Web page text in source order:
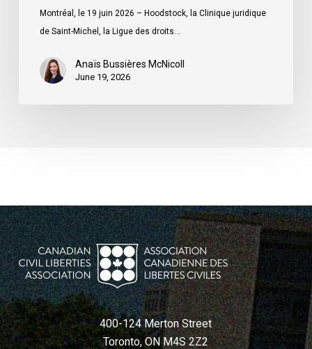
ministreMontréal, le 19 juin 2026 – Hoodstock, la Clinique juridique
de Saint-Michel, la Ligue des droits…
Anaïs Bussières McNicoll
June 19, 2026
400-124 Merton Street
Toronto, ON M4S 2Z2